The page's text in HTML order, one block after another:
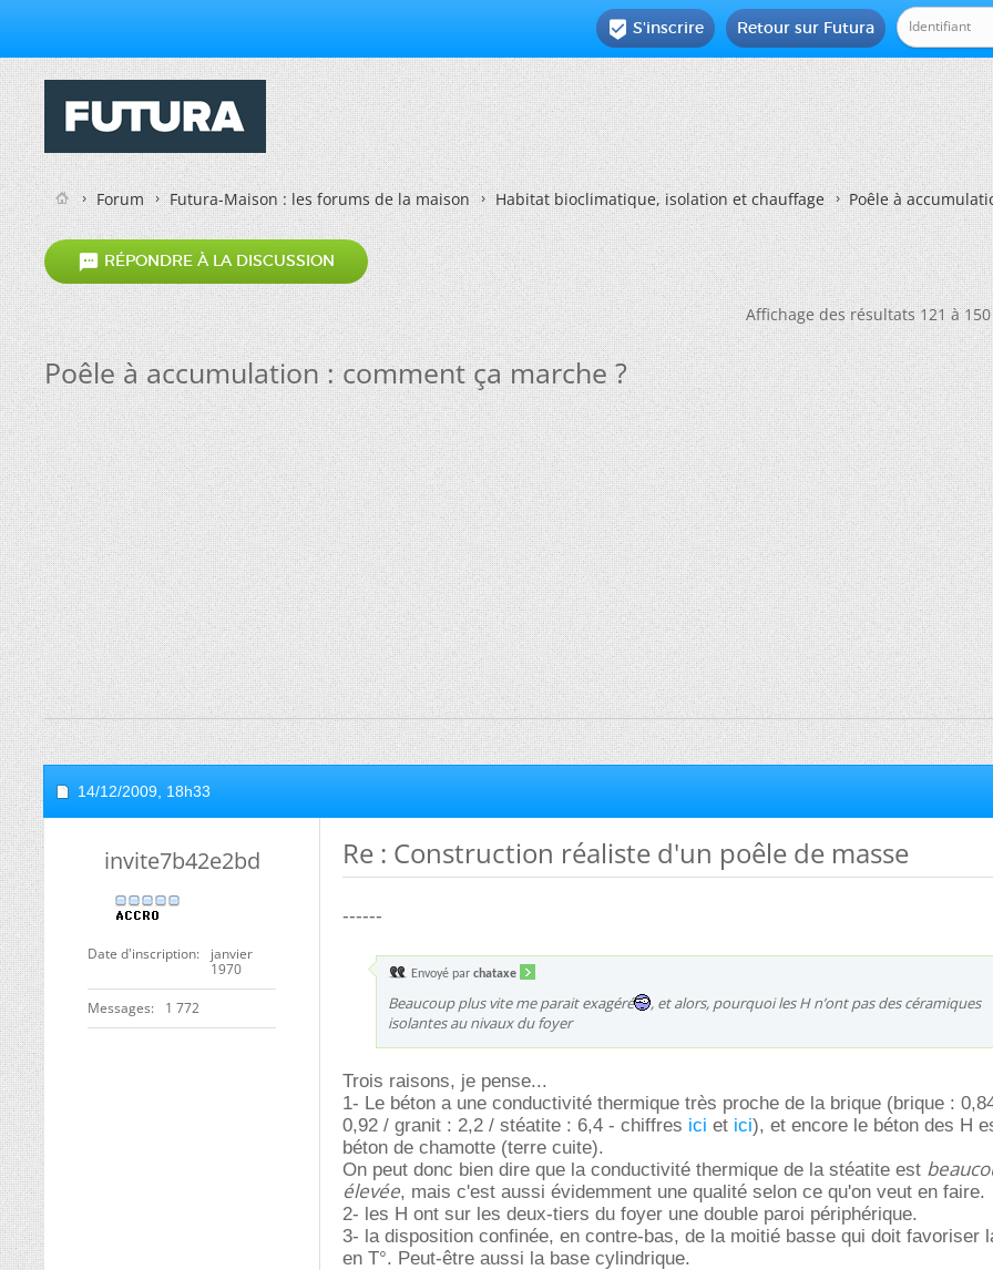
Retour sur Futura
 S'inscrire
Forum Futura-Maison : les forums de la maison Habitat bioclimatique, isolation et chauffage Poêle à
 RÉPONDRE À LA DISCUSSION
Affichage des résultats 121 à
Poêle à accumulation : comment ça marche ?
14/12/2009, 18h33
invite7b42e2bd
Date d'inscription
janvier
1970
Messages 1 772
Re : Construction réaliste d'un poêle de masse
------
Envoyé par chataxe
Beaucoup plus vite me parait exagéré
, et alors, pourquoi les H n’ont pas des céramiques
isolantes au nivaux du foyer
Trois raisons, je pense...
1- Le béton a une conductivité thermique très proche de la brique (brique :
0,92 / granit : 2,2 / stéatite : 6,4 - chiffres ici et ici), et encore le béton des H
béton de chamotte (terre cuite).
On peut donc bien dire que la conductivité thermique de la stéatite est
élevée, mais c'est aussi évidemment une qualité selon ce qu'on veut en faire.
2- les H ont sur les deux-tiers du foyer une double paroi périphérique.
3- la disposition confinée, en contre-bas, de la moitié basse qui doit favoriser
en T°. Peut-être aussi la base cylindrique.